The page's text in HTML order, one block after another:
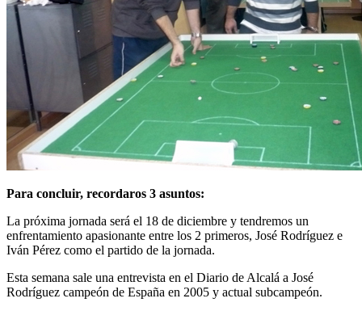
Para concluir, recordaros 3 asuntos:
La próxima jornada será el 18 de diciembre y tendremos un
enfrentamiento apasionante entre los 2 primeros, José Rodríguez e
Iván Pérez como el partido de la jornada.
Esta semana sale una entrevista en el Diario de Alcalá a José
Rodríguez campeón de España en 2005 y actual subcampeón.